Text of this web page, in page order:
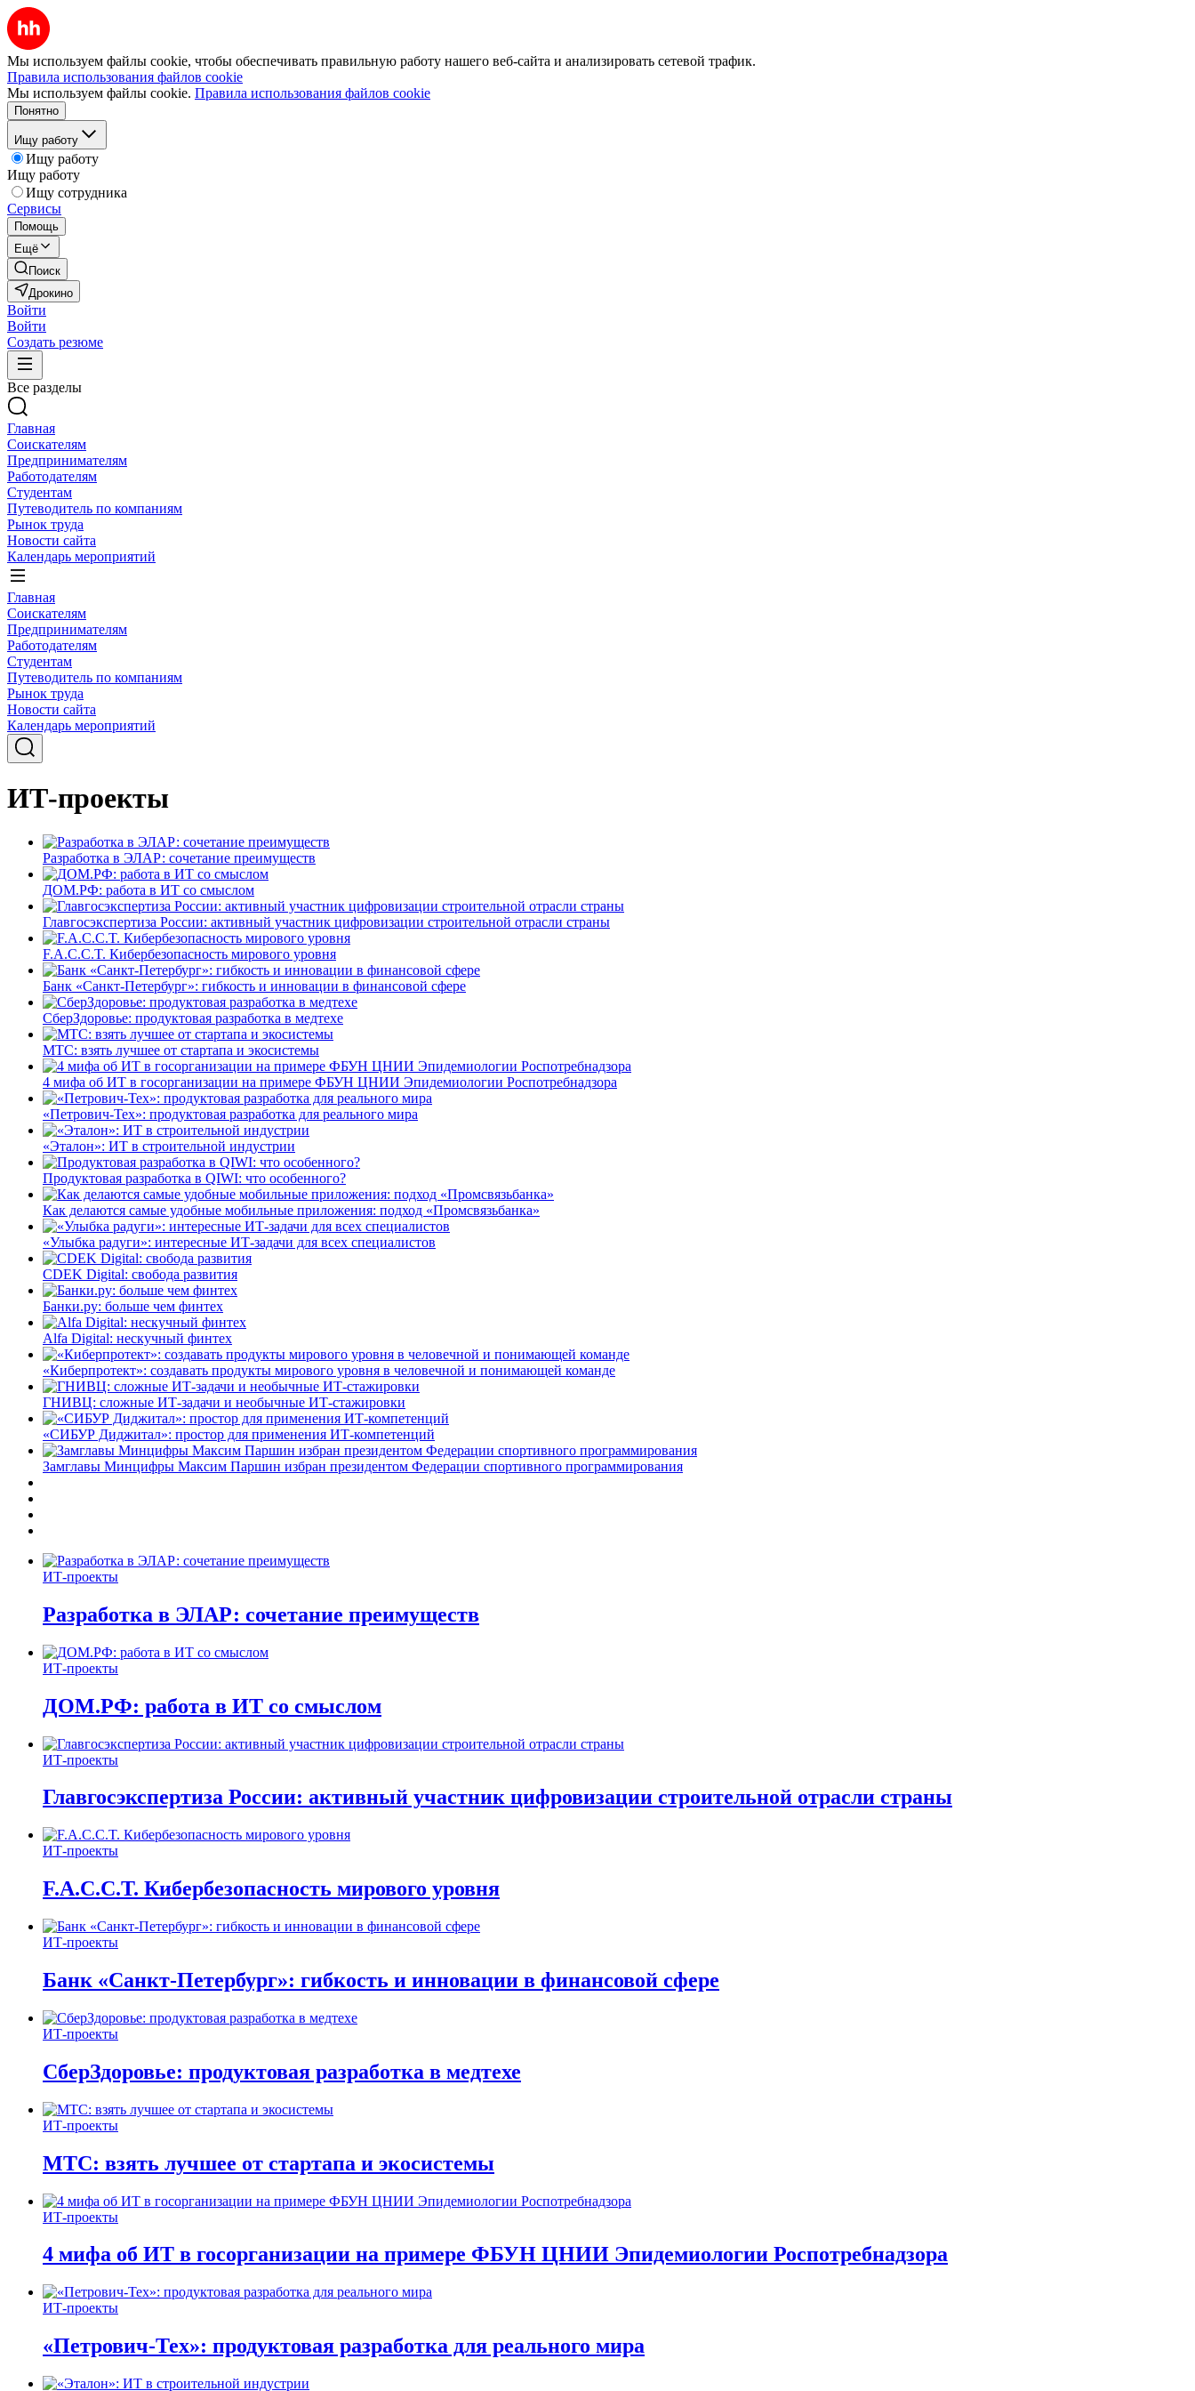
Мы используем файлы cookie, чтобы обеспечивать правильную работу нашего веб-сайта и анализировать сетевой трафик.
Правила использования файлов cookie
Мы используем файлы cookie. Правила использования файлов cookie
Понятно
Ищу работу
Ищу работу
Ищу работу
Ищу сотрудника
Сервисы
Помощь
Ещё
Поиск
Дрокино
Войти
Войти
Создать резюме
Все разделы
Главная
Соискателям
Предпринимателям
Работодателям
Студентам
Путеводитель по компаниям
Рынок труда
Новости сайта
Календарь мероприятий
Главная
Соискателям
Предпринимателям
Работодателям
Студентам
Путеводитель по компаниям
Рынок труда
Новости сайта
Календарь мероприятий
ИТ-проекты
Разработка в ЭЛАР: сочетание преимуществ
ДОМ.РФ: работа в ИТ со смыслом
Главгосэкспертиза России: активный участник цифровизации строительной отрасли страны
F.A.C.C.T. Кибербезопасность мирового уровня
Банк «Санкт-Петербург»: гибкость и инновации в финансовой сфере
СберЗдоровье: продуктовая разработка в медтехе
МТС: взять лучшее от стартапа и экосистемы
4 мифа об ИТ в госорганизации на примере ФБУН ЦНИИ Эпидемиологии Роспотребнадзора
«Петрович-Тех»: продуктовая разработка для реального мира
«Эталон»: ИТ в строительной индустрии
Продуктовая разработка в QIWI: что особенного?
Как делаются самые удобные мобильные приложения: подход «Промсвязьбанка»
«Улыбка радуги»: интересные ИТ-задачи для всех специалистов
CDEK Digital: свобода развития
Банки.ру: больше чем финтех
Alfa Digital: нескучный финтех
«Киберпротект»: создавать продукты мирового уровня в человечной и понимающей команде
ГНИВЦ: сложные ИТ‑задачи и необычные ИТ‑стажировки
«СИБУР Диджитал»: простор для применения ИТ-компетенций
Замглавы Минцифры Максим Паршин избран президентом Федерации спортивного программирования
ИТ-проекты
Разработка в ЭЛАР: сочетание преимуществ
ИТ-проекты
ДОМ.РФ: работа в ИТ со смыслом
ИТ-проекты
Главгосэкспертиза России: активный участник цифровизации строительной отрасли страны
ИТ-проекты
F.A.C.C.T. Кибербезопасность мирового уровня
ИТ-проекты
Банк «Санкт-Петербург»: гибкость и инновации в финансовой сфере
ИТ-проекты
СберЗдоровье: продуктовая разработка в медтехе
ИТ-проекты
МТС: взять лучшее от стартапа и экосистемы
ИТ-проекты
4 мифа об ИТ в госорганизации на примере ФБУН ЦНИИ Эпидемиологии Роспотребнадзора
ИТ-проекты
«Петрович-Тех»: продуктовая разработка для реального мира